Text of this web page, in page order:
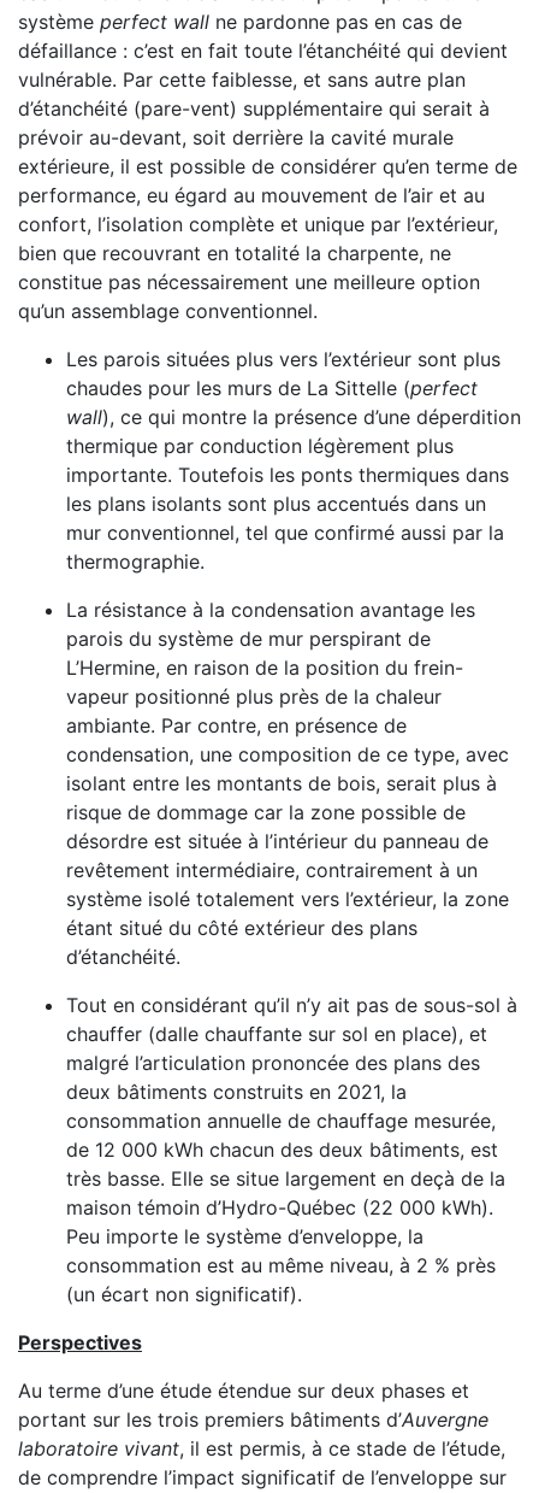
système perfect wall ne pardonne pas en cas de
défaillance : c’est en fait toute l’étanchéité qui devient
vulnérable. Par cette faiblesse, et sans autre plan
d’étanchéité (pare-vent) supplémentaire qui serait à
prévoir au-devant, soit derrière la cavité murale
extérieure, il est possible de considérer qu’en terme de
performance, eu égard au mouvement de l’air et au
confort, l’isolation complète et unique par l’extérieur,
bien que recouvrant en totalité la charpente, ne
constitue pas nécessairement une meilleure option
qu’un assemblage conventionnel.
Les parois situées plus vers l’extérieur sont plus
chaudes pour les murs de La Sittelle (perfect
wall), ce qui montre la présence d’une déperdition
thermique par conduction légèrement plus
importante. Toutefois les ponts thermiques dans
les plans isolants sont plus accentués dans un
mur conventionnel, tel que confirmé aussi par la
thermographie.
La résistance à la condensation avantage les
parois du système de mur perspirant de
L’Hermine, en raison de la position du frein-
vapeur positionné plus près de la chaleur
ambiante. Par contre, en présence de
condensation, une composition de ce type, avec
isolant entre les montants de bois, serait plus à
risque de dommage car la zone possible de
désordre est située à l’intérieur du panneau de
revêtement intermédiaire, contrairement à un
système isolé totalement vers l’extérieur, la zone
étant situé du côté extérieur des plans
d’étanchéité.
Tout en considérant qu’il n’y ait pas de sous-sol à
chauffer (dalle chauffante sur sol en place), et
malgré l’articulation prononcée des plans des
deux bâtiments construits en 2021, la
consommation annuelle de chauffage mesurée,
de 12 000 kWh chacun des deux bâtiments, est
très basse. Elle se situe largement en deçà de la
maison témoin d’Hydro-Québec (22 000 kWh).
Peu importe le système d’enveloppe, la
consommation est au même niveau, à 2 % près
(un écart non significatif).
Perspectives
Au terme d’une étude étendue sur deux phases et
portant sur les trois premiers bâtiments d’Auvergne
laboratoire vivant, il est permis, à ce stade de l’étude,
de comprendre l’impact significatif de l’enveloppe sur